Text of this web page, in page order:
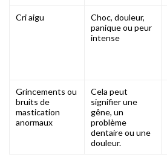
Cri aigu
Choc, douleur,
panique ou peur
intense
Grincements ou
bruits de
mastication
anormaux
Cela peut
signifier une
gêne, un
problème
dentaire ou une
douleur.